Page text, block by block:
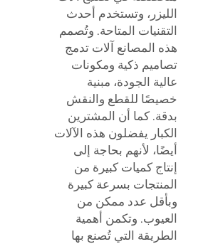
الليزر، وتستخدم أحدث
التقنيات المتاحة. وتُصمم
هذه المصانع آلات تدمج
تصاميم ذكية ومكونات
عالية الجودة، مبنية
خصيصًا للقطع والنقش
بدقة. كما أن المشترين
الكبار يفضلون هذه الآلات
أيضًا، لأنهم بحاجة إلى
إنتاج كميات كبيرة من
المنتجات بسرعة كبيرة
وبأقل عدد ممكن من
العيوب. وتكمن أهمية
الطريقة التي تُصنع بها